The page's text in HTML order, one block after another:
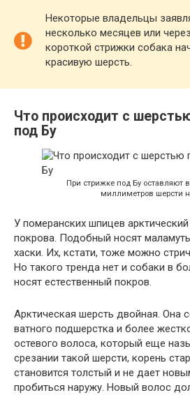
Некоторые владельцы
несколько месяцев или
короткой стрижки собака
красивую шерсть.
Что происходит с
под Бу
При стрижке под Бу оставляют
миллиметров шерсти
У померанских шпицев
покрова. Подобный носят
хаски. Их, кстати, тоже можно
Но такого тренда нет и собаки в
носят естественный покров.
Арктическая шерсть двойная. Она
ватного подшерстка и более
остевого волоса, который еще
срезании такой шерсти, корень
становится толстый и не дает
пробиться наружу. Новый волос